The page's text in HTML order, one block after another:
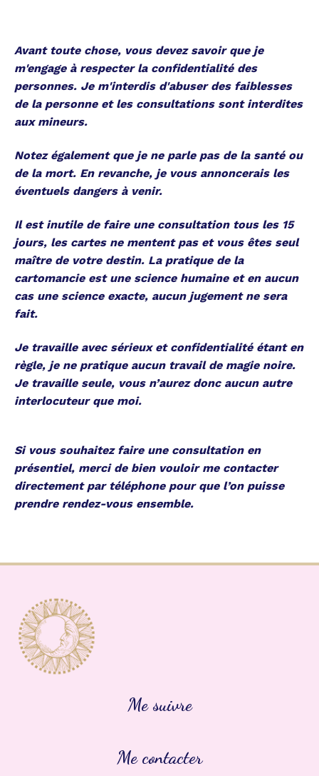
Avant toute chose, vous devez savoir que je
m'engage à respecter la confidentialité des
personnes. Je m'interdis d'abuser des faiblesses
de la personne et les consultations sont interdites
aux mineurs.
Notez également que je ne parle pas de la santé ou
de la mort. En revanche, je vous annoncerais les
éventuels dangers à venir.
Il est inutile de faire une consultation tous les 15
jours, les cartes ne mentent pas et vous êtes seul
maître de votre destin. La pratique de la
cartomancie est une science humaine et en aucun
cas une science exacte, aucun jugement ne sera
fait.
Je travaille avec sérieux et confidentialité étant en
règle, je ne pratique aucun travail de magie noire.
Je travaille seule, vous n’aurez donc aucun autre
interlocuteur que moi.
Si vous souhaitez faire une consultation en
présentiel, merci de bien vouloir me contacter
directement par téléphone pour que l’on puisse
prendre rendez-vous ensemble.
Me suivre
Me contacter